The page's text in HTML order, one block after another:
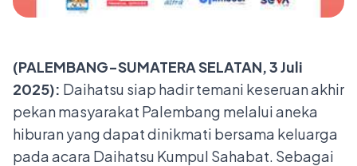
(PALEMBANG-SUMATERA SELATAN, 3 Juli
2025): Daihatsu siap hadir temani keseruan akhir
pekan masyarakat Palembang melalui aneka
hiburan yang dapat dinikmati bersama keluarga
pada acara Daihatsu Kumpul Sahabat. Sebagai